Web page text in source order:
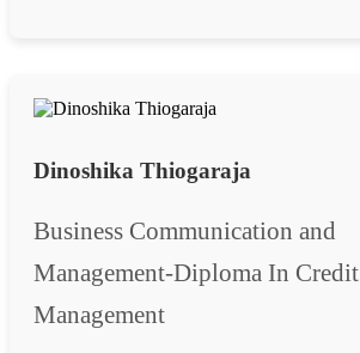
Dinoshika Thiogaraja
Business Communication and
Management-Diploma In Credit
Management